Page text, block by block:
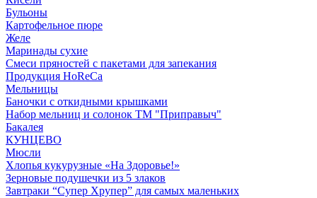
Бульоны
Картофельное пюре
Желе
Маринады сухие
Смеси пряностей с пакетами для запекания
Продукция HoReCa
Мельницы
Баночки с откидными крышками
Набор мельниц и солонок ТМ "Приправыч"
Бакалея
КУНЦЕВО
Мюсли
Хлопья кукурузные «На Здоровье!»
Зерновые подушечки из 5 злаков
Завтраки “Супер Хрупер” для самых маленьких